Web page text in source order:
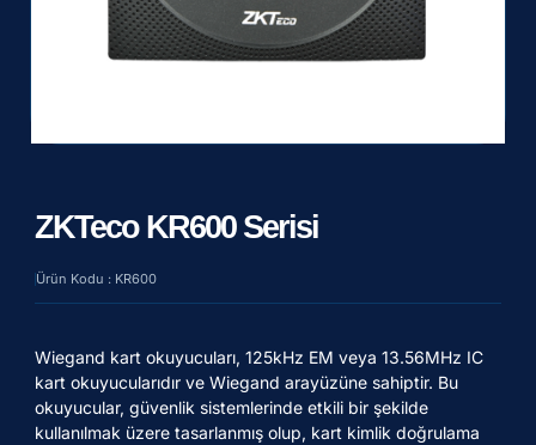
ZKTeco KR600 Serisi
Ürün Kodu : KR600
Wiegand kart okuyucuları, 125kHz EM veya 13.56MHz IC
kart okuyucularıdır ve Wiegand arayüzüne sahiptir. Bu
okuyucular, güvenlik sistemlerinde etkili bir şekilde
kullanılmak üzere tasarlanmış olup, kart kimlik doğrulama